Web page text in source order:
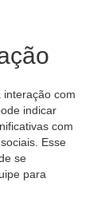
interação com
indicar
com
Esse
se
para